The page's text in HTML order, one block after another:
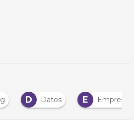
Empresas M Mercado N